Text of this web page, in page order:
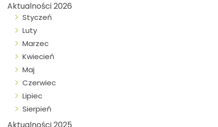
Aktualności 2026
Styczeń
Luty
Marzec
Kwiecień
Maj
Czerwiec
Lipiec
Sierpień